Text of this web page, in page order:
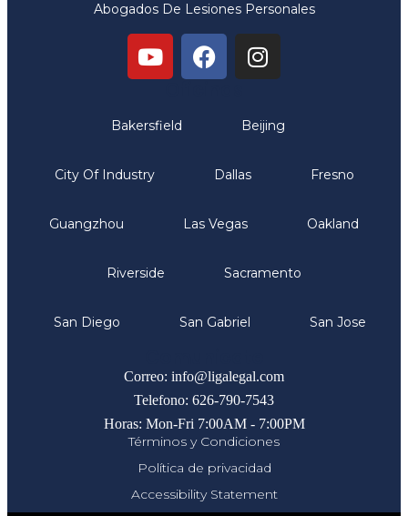
Abogados De Lesiones Personales
Bakersfield Beijing
City Of Industry Dallas Fresno
Guangzhou Las Vegas Oakland
Riverside Sacramento
San Diego San Gabriel San Jose
Correo: info@ligalegal.com
Telefono: 626-790-7543
Horas: Mon-Fri 7:00AM - 7:00PM
Términos y Condiciones
Política de privacidad
Accessibility Statement